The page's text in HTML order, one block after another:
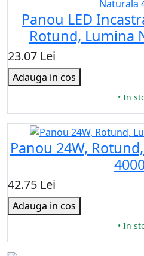
Panou LED
Rotund, Lumina
23.07 Lei
Adauga in cos
• In
Panou 24W,
42.75 Lei
Adauga in cos
• In